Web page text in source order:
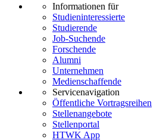
Informationen für
Studieninteressierte
Studierende
Job-Suchende
Forschende
Alumni
Unternehmen
Medienschaffende
Servicenavigation
Öffentliche Vortragsreihen
Stellenangebote
Stellenportal
HTWK App